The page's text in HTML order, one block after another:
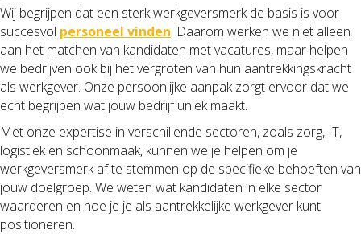
Wij begrijpen dat een sterk werkgeversmerk de basis is voor
succesvol personeel vinden. Daarom werken we niet alleen
aan het matchen van kandidaten met vacatures, maar helpen
we bedrijven ook bij het vergroten van hun aantrekkingskracht
als werkgever. Onze persoonlijke aanpak zorgt ervoor dat we
echt begrijpen wat jouw bedrijf uniek maakt.
Met onze expertise in verschillende sectoren, zoals zorg, IT,
logistiek en schoonmaak, kunnen we je helpen om je
werkgeversmerk af te stemmen op de specifieke behoeften van
jouw doelgroep. We weten wat kandidaten in elke sector
waarderen en hoe je je als aantrekkelijke werkgever kunt
positioneren.